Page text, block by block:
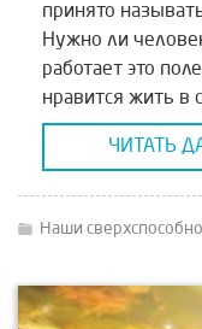
принято
Нужно ли
работает это
нравится жить в
испытывая
боли и скачки
ЧИТАТЬ
Наши